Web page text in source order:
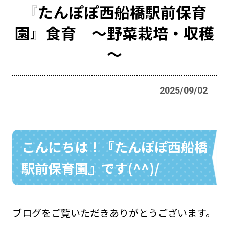
たんぽぽ
海神町南保育園
採用情報
048-631-3721 お問い合わせ
『たんぽぽ西船橋駅前保育
園』食育 ～野菜栽培・収穫
～
2025/09/02
こんにちは！『たんぽぽ西船橋
駅前保育園』です(^^)/
ブログをご覧いただきありがとうございます。